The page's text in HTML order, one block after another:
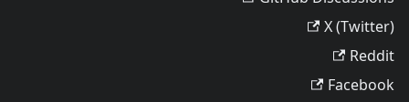
X (Twitter)
Reddit
Facebook